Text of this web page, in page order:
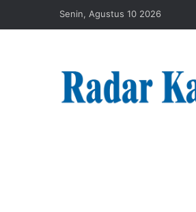
Senin, Agustus 10 2026